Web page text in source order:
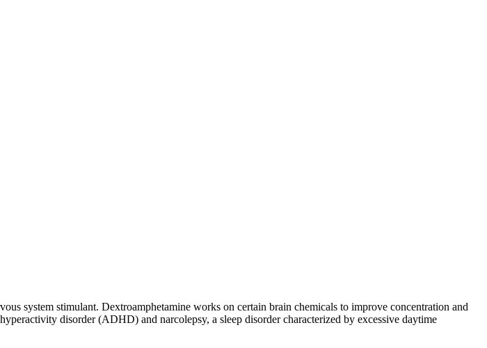
system stimulant. Dextroamphetamine works on certain brain chemicals to improve concentration and
disorder (ADHD) and narcolepsy, a sleep disorder characterized by excessive daytime